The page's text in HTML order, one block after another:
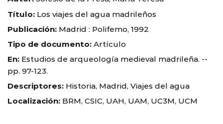
Título: Los viajes del agua madrileños
Publicación: Madrid : Polifemo, 1992
Tipo de documento: Artículo
En: Estudios de arqueología medieval madrileña. --
pp. 97-123.
Descriptores: Historia, Madrid, Viajes del agua
Localización: BRM, CSIC, UAH, UAM, UC3M, UCM